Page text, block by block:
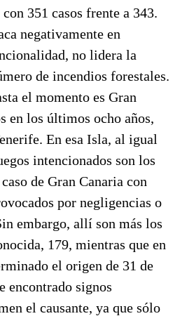
351 casos frente a 343.
negativamente en
no lidera la
de incendios forestales.
el momento es Gran
en los últimos ocho años,
En esa Isla, al igual
intencionados son los
de Gran Canaria con
por negligencias o
embargo, allí son más los
179, mientras que en
el origen de 31 de
encontrado signos
el causante, ya que sólo